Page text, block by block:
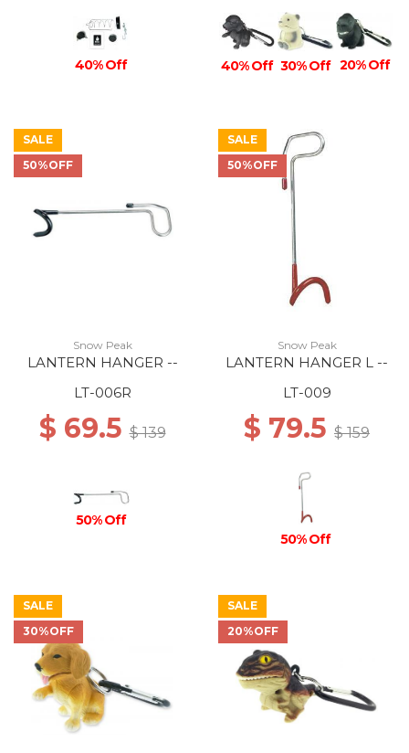
40% Off 40% Off 30% Off 20% Off
SALE
50%OFF
Snow Peak
LANTERN HANGER --
LT-006R
$ 69.5$ 139
50% Off
SALE
50%OFF
Snow Peak
LANTERN HANGER L --
LT-009
$ 79.5 $ 159
50% Off
SALE
30%OFF
SALE
20%OFF